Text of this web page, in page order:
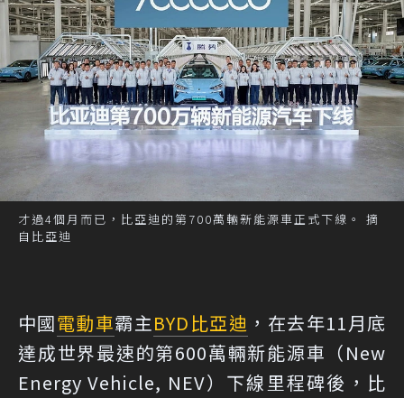
才過4個月而已，比亞迪的第700萬輛新能源車正式下線。 摘
自比亞迪
中國電動車霸主BYD 比亞迪 ，在去年11月底
達成世界最速的第600萬輛新能源車（New
Energy Vehicle, NEV）下線里程碑後，比